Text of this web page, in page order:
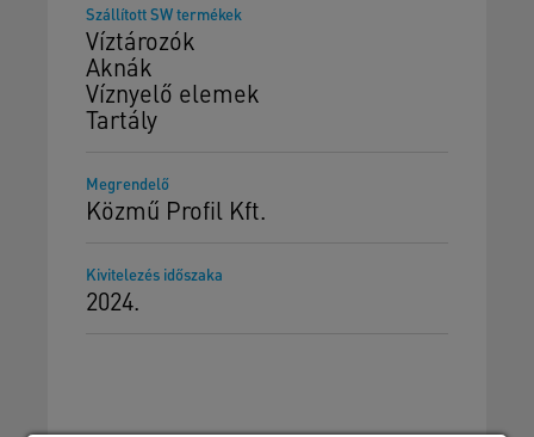
Szállított SW termékek
Víztározók
Aknák
Víznyelő elemek
Tartály
Megrendelő
Közmű Profil Kft.
Kivitelezés időszaka
2024.